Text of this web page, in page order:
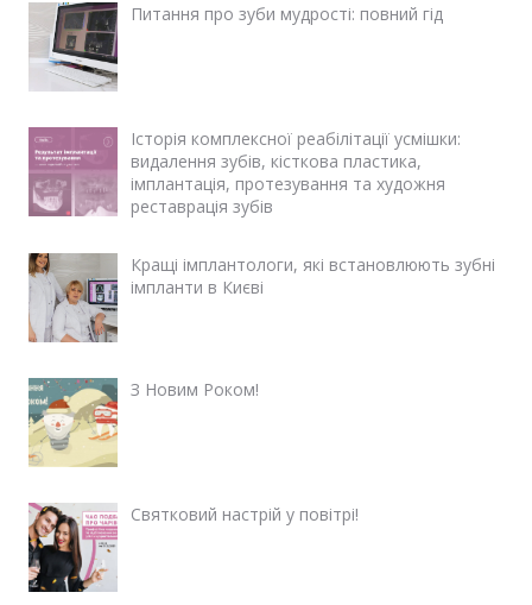
Питання про зуби мудрості: повний гід
Історія комплексної реабілітації усмішки:
видалення зубів, кісткова пластика,
імплантація, протезування та художня
реставрація зубів
Кращі імплантологи, які встановлюють зубні
імпланти в Києві
З Новим Роком!
Святковий настрій у повітрі!